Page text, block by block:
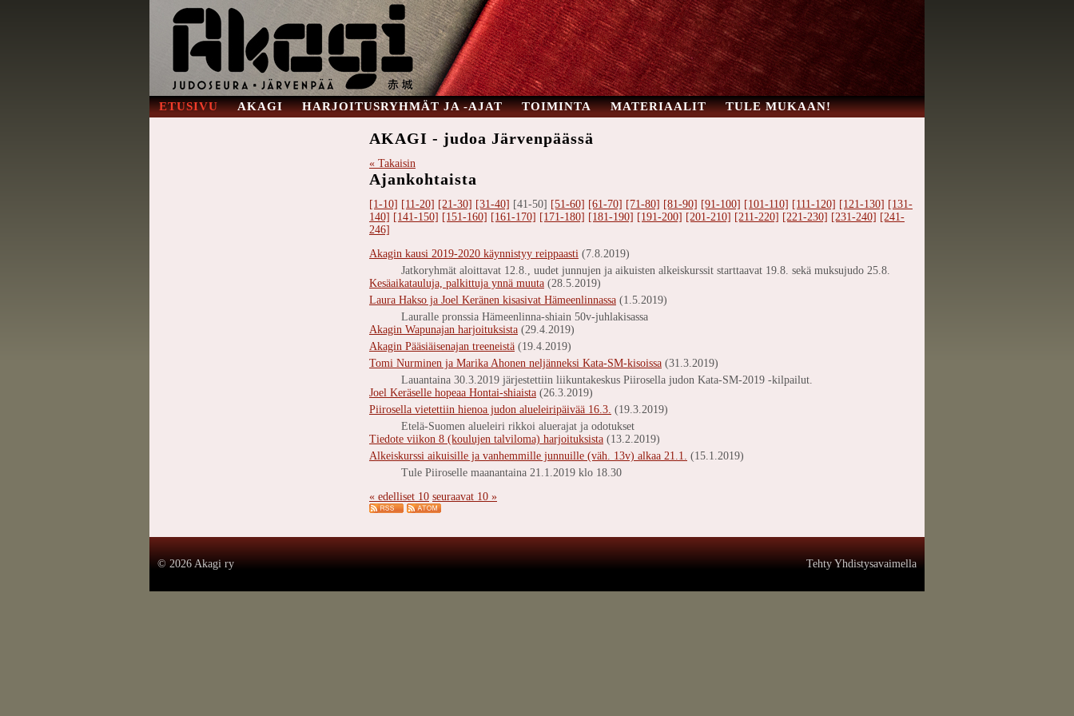
ETUSIVU AKAGI HARJOITUSRYHMÄT JA -AJAT TOIMINTA MATERIAALIT TULE MUKAAN!
AKAGI - judoa Järvenpäässä
« Takaisin
Ajankohtaista
[1-10] [11-20] [21-30] [31-40] [41-50] [51-60] [61-70] [71-80] [81-90] [91-100] [101-110] [111-120] [121-130] [131-
140] [141-150] [151-160] [161-170] [171-180] [181-190] [191-200] [201-210] [211-220] [221-230] [231-240] [241-
246]
Akagin kausi 2019-2020 käynnistyy reippaasti (7.8.2019)
Jatkoryhmät aloittavat 12.8., uudet junnujen ja aikuisten alkeiskurssit starttaavat 19.8. sekä muksujudo 25.8.
Kesäaikatauluja, palkittuja ynnä muuta (28.5.2019)
Laura Hakso ja Joel Keränen kisasivat Hämeenlinnassa (1.5.2019)
Lauralle pronssia Hämeenlinna-shiain 50v-juhlakisassa
Akagin Wapunajan harjoituksista (29.4.2019)
Akagin Pääsiäisenajan treeneistä (19.4.2019)
Tomi Nurminen ja Marika Ahonen neljänneksi Kata-SM-kisoissa (31.3.2019)
Lauantaina 30.3.2019 järjestettiin liikuntakeskus Piirosella judon Kata-SM-2019 -kilpailut.
Joel Keräselle hopeaa Hontai-shiaista (26.3.2019)
Piirosella vietettiin hienoa judon alueleiripäivää 16.3. (19.3.2019)
Etelä-Suomen alueleiri rikkoi aluerajat ja odotukset
Tiedote viikon 8 (koulujen talviloma) harjoituksista (13.2.2019)
Alkeiskurssi aikuisille ja vanhemmille junnuille (väh. 13v) alkaa 21.1. (15.1.2019)
Tule Piiroselle maanantaina 21.1.2019 klo 18.30
« edelliset 10 seuraavat 10 »
Tehty Yhdistysavaimella
© 2026 Akagi ry